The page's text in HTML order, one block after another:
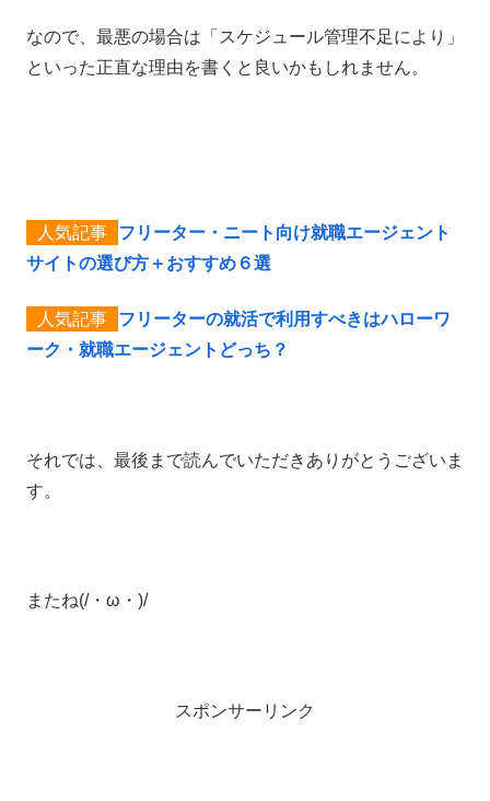
なので、最悪の場合は「スケジュール管理不足により」
といった正直な理由を書くと良いかもしれません。
フリーター・ニート向け就職エージェント
サイトの選び方＋おすすめ６選
フリーターの就活で利用すべきはハローワ
ーク・就職エージェントどっち？
それでは、最後まで読んでいただきありがとうございま
す。
またね(/・ω・)/
スポンサーリンク